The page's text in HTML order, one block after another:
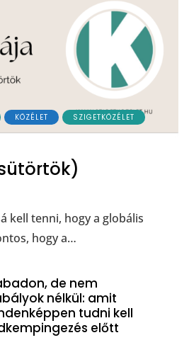
KÖZÉLET SZIGETKÖZÉLET
kell tenni, hogy a globális
hogy a…
de nem
nélkül: amit
tudni kell
előtt